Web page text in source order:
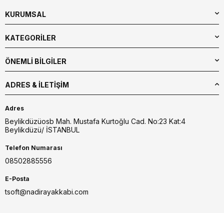
KURUMSAL
KATEGORİLER
ÖNEMLİ BİLGİLER
ADRES & İLETIŞIM
Adres
Beylikdüzüosb Mah. Mustafa Kurtoğlu Cad. No:23 Kat:4
Beylikdüzü/ İSTANBUL
Telefon Numarası
08502885556
E-Posta
tsoft@nadirayakkabi.com